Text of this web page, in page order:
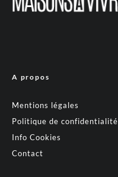
A propos
Mentions légales
Politique de confidentialité
Info Cookies
Contact